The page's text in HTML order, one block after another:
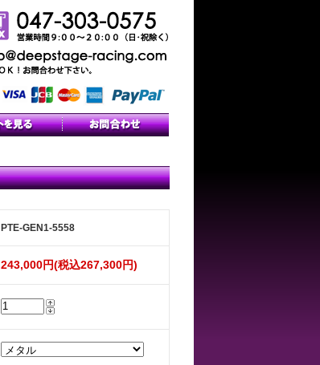
PTE-GEN1-5558
243,000円(税込267,300円)